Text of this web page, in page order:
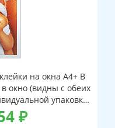
на окна А4+ В
окно (видны с обеих
упаковке,
клапаном)
₽